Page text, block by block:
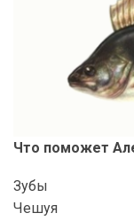
Что поможет
Зубы
Чешуя